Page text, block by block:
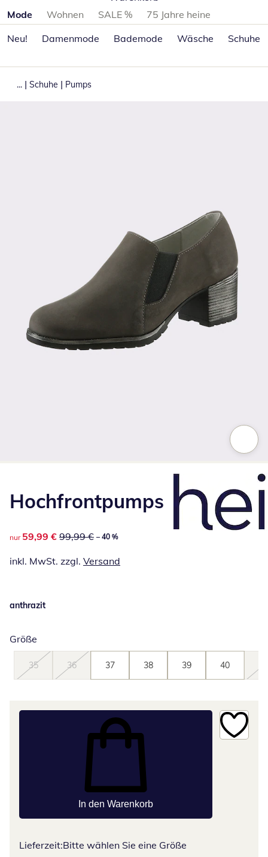
Produktkategorien überspringen
Mode Wohnen SALE %
75 Jahre heine
Neu!
Damenmode Bademode Wäsche Schuhe
... | Schuhe | Pumps
Hochfrontpumps
reduzierter Preis 59,99 €, vorheriger Preis: 99,99 €
nur 59,99 € 99,99 € – 40 %
inkl. MwSt. zzgl. Versand
anthrazit
Größe
35 36 37 38 39 40
In den Warenkorb
Lieferzeit:Bitte wählen Sie eine Größe